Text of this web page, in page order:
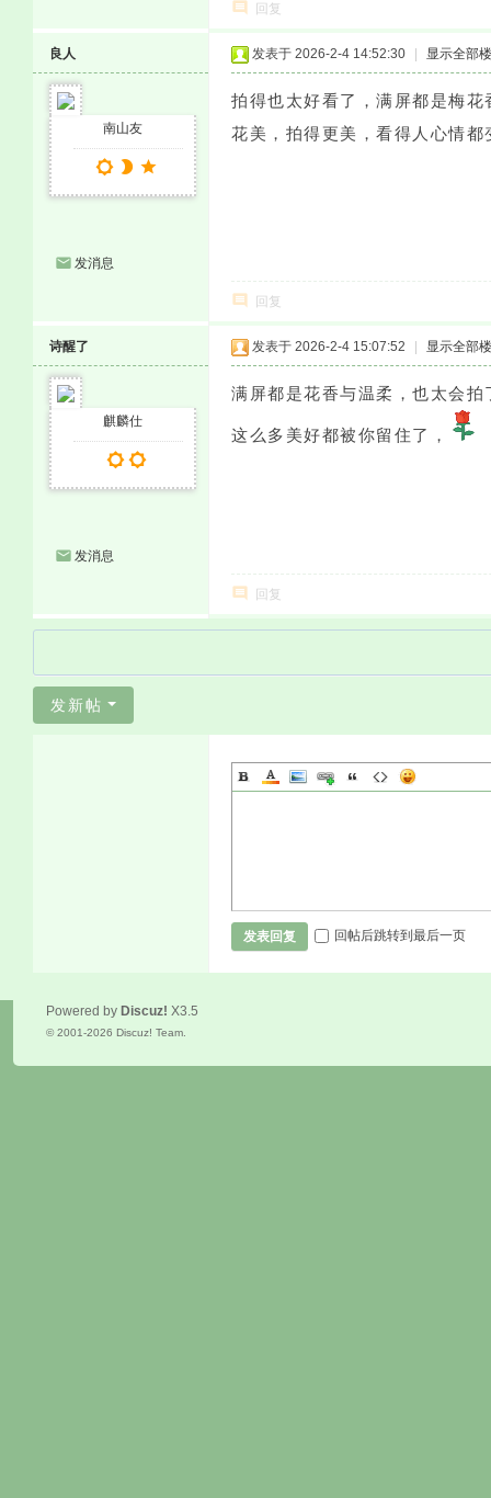
回复
良人
南山友
发消息
发表于 2026-2-4 14:52:30 显示全部
拍得也太好看了，满屏都是梅花
花美，拍得更美，看得人心情都
回复
诗醒了
麒麟仕
发消息
发表于 2026-2-4 15:07:52 显示全部
满屏都是花香与温柔，也太会拍
这么多美好都被你留住了，
回复
发新帖
发表回复 回帖后跳转到最后一页
Powered by Discuz! X3.5
© 2001-2026 Discuz! Team